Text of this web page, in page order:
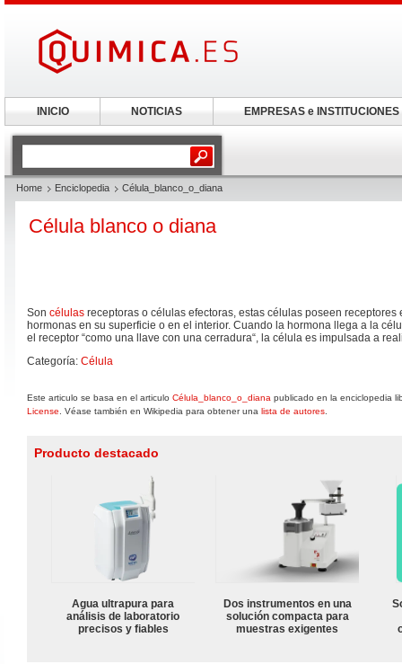
Home Enciclopedia Célula_blanco_o_diana
Célula blanco o diana
Son células receptoras o células efectoras, estas células poseen receptores
hormonas en su superficie o en el interior. Cuando la hormona llega a la
el receptor “como una llave con una cerradura“, la célula es impulsada a
Categoría: Célula
Este articulo se basa en el articulo Célula_blanco_o_diana publicado en la enciclopedia
License . Véase también en Wikipedia para obtener una lista de autores
Producto destacado
Agua ultrapura para
análisis de laboratorio
precisos y fiables
Dos instrumentos en una
solución compacta para
muestras exigentes
INICIO NOTICIAS EMPRESAS e INSTITUCIONES